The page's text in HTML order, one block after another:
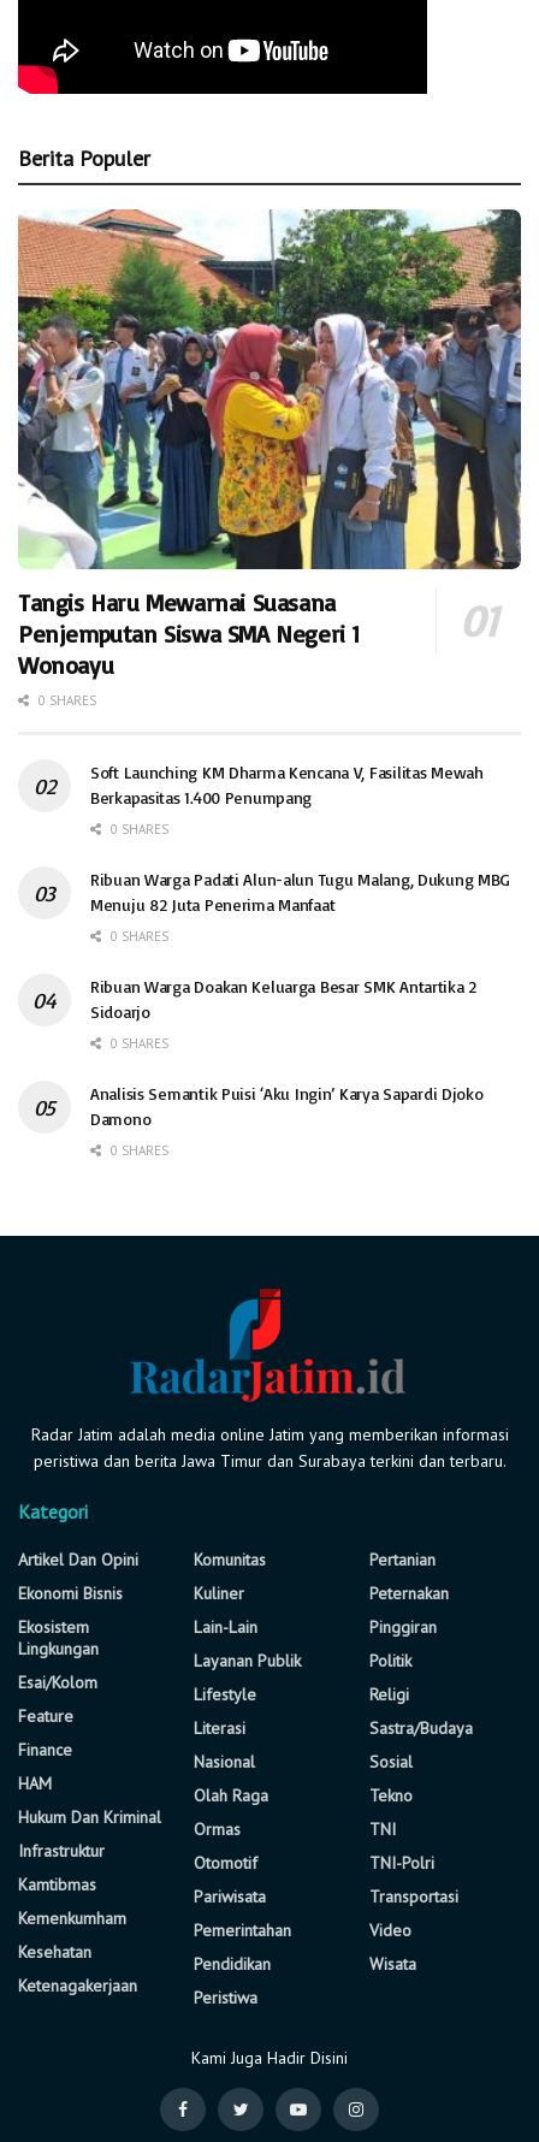
Berita Populer
Tangis Haru Mewarnai Suasana
Penjemputan Siswa SMA Negeri 1
Wonoayu
0 SHARES
Soft Launching KM Dharma Kencana V, Fasilitas Mewah
Berkapasitas 1.400 Penumpang
0 SHARES
Ribuan Warga Padati Alun-alun Tugu Malang, Dukung MBG
Menuju 82 Juta Penerima Manfaat
0 SHARES
Ribuan Warga Doakan Keluarga Besar SMK Antartika 2
Sidoarjo
0 SHARES
Analisis Semantik Puisi ‘Aku Ingin’ Karya Sapardi Djoko
Damono
0 SHARES
Radar Jatim adalah media online Jatim yang memberikan informasi
peristiwa dan berita Jawa Timur dan Surabaya terkini dan terbaru.
Kategori
Artikel Dan Opini
Ekonomi Bisnis
Ekosistem
Lingkungan
Esai/Kolom
Feature
Finance
HAM
Hukum Dan Kriminal
Infrastruktur
Kamtibmas
Kemenkumham
Kesehatan
Ketenagakerjaan
Komunitas
Kuliner
Lain-Lain
Layanan Publik
Lifestyle
Literasi
Nasional
Olah Raga
Ormas
Otomotif
Pariwisata
Pemerintahan
Pendidikan
Peristiwa
Pertanian
Peternakan
Pinggiran
Politik
Religi
Sastra/Budaya
Sosial
Tekno
TNI
TNI-Polri
Transportasi
Video
Wisata
Kami Juga Hadir Disini